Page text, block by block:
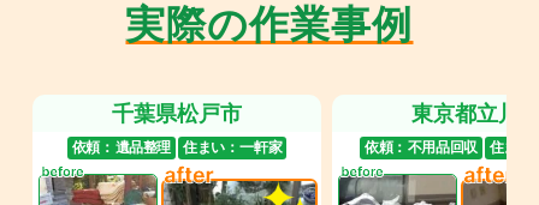
実際の作業事例
千葉県松戸市
依頼： 遺品整理 住まい： 一軒家
東京都立川
依頼： 不用品回収 住まい